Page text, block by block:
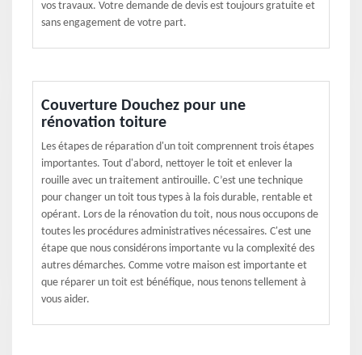
vos travaux. Votre demande de devis est toujours gratuite et
sans engagement de votre part.
Couverture Douchez pour une
rénovation toiture
Les étapes de réparation d'un toit comprennent trois étapes
importantes. Tout d'abord, nettoyer le toit et enlever la
rouille avec un traitement antirouille. C’est une technique
pour changer un toit tous types à la fois durable, rentable et
opérant. Lors de la rénovation du toit, nous nous occupons de
toutes les procédures administratives nécessaires. C'est une
étape que nous considérons importante vu la complexité des
autres démarches. Comme votre maison est importante et
que réparer un toit est bénéfique, nous tenons tellement à
vous aider.